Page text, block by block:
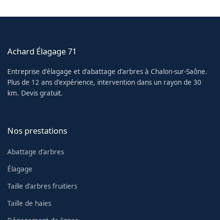
Achard Élagage 71
Entreprise d'élagage et d'abattage d'arbres à Chalon-sur-Saône.
Plus de 12 ans d'expérience, intervention dans un rayon de 30
km. Devis gratuit.
Nos prestations
Abattage d'arbres
Élagage
Taille d'arbres fruitiers
Taille de haies